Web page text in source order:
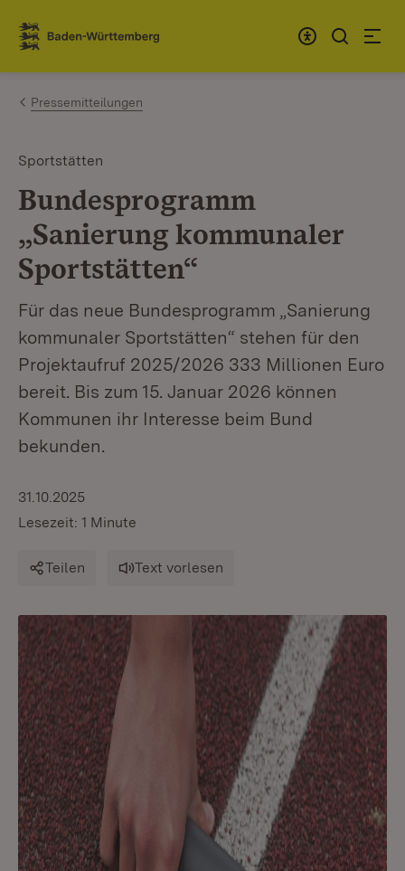
Zum Inhalt springen
Link zur Startseite
Pressemitteilungen
Sportstätten
Bundesprogramm
„Sanierung kommunaler
Sportstätten“
Für das neue Bundesprogramm „Sanierung
kommunaler Sportstätten“ stehen für den
Projektaufruf 2025/2026 333 Millionen Euro
bereit. Bis zum 15. Januar 2026 können
Kommunen ihr Interesse beim Bund
bekunden.
31.10.2025
Lesezeit: 1 Minute
Teilen Text vorlesen